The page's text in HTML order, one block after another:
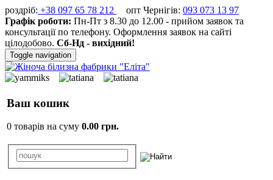
роздріб: +38 097 65 78 212 опт Чернігів: 093 073 13 97
Графік роботи: Пн-Пт з 8.30 до 12.00 - прийом заявок та
консультації по телефону. Оформлення заявок на сайті
цілодобово. Сб-Нд - вихідний!
Toggle navigation
Ваш кошик
0 товарів на суму 0.00 грн.